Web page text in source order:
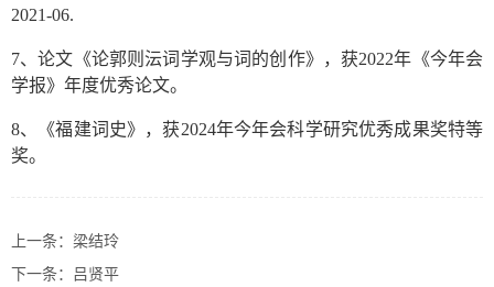
2021-06.
7、论文《论郭则沄词学观与词的创作》，获2022年《今年会
学报》年度优秀论文。
8、《福建词史》，获2024年今年会科学研究优秀成果奖特等
奖。
上一条： 梁结玲
下一条： 吕贤平